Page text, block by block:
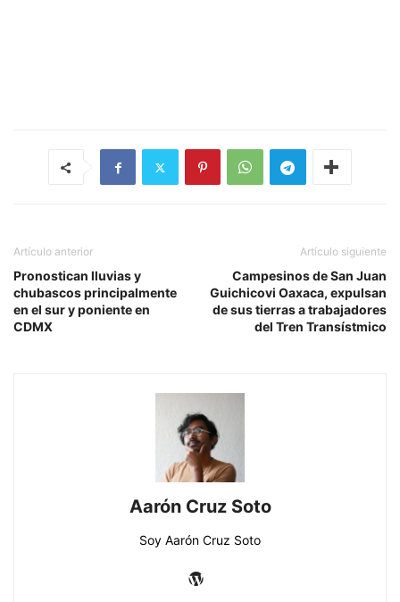
Artículo anterior
Pronostican lluvias y
chubascos principalmente
en el sur y poniente en
CDMX
Artículo siguiente
Campesinos de San Juan
Guichicovi Oaxaca, expulsan
de sus tierras a trabajadores
del Tren Transístmico
Aarón Cruz Soto
Soy Aarón Cruz Soto